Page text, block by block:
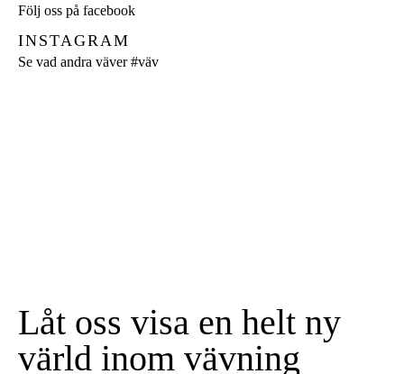
Följ oss på facebook
INSTAGRAM
Se vad andra väver#väv
Låt oss visa en helt ny
värld inom vävning